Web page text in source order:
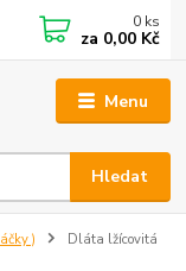
Menu
Hledat
0 ks
za 0,00 Kč
)
Dláta lžícovitá